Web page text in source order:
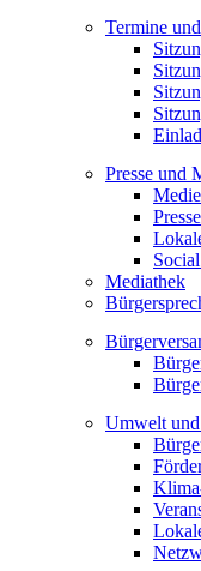
Termine
Presse und
Mediathek
Umwelt und